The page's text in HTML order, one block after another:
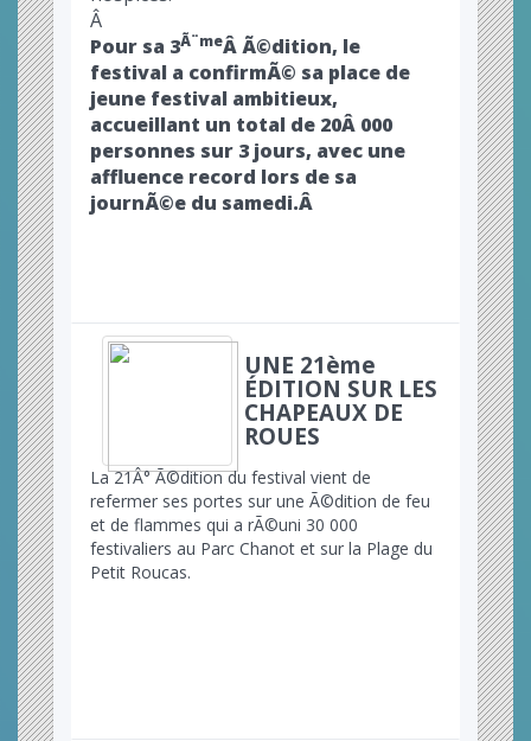
Â
Pour sa 3Ã¨meÂ Ã©dition, le
festival a confirmÃ© sa place de
jeune festival ambitieux,
accueillant un total de 20Â 000
personnes sur 3 jours, avec une
affluence record lors de sa
journÃ©e du samedi.Â
UNE 21ème
ÉDITION SUR LES
CHAPEAUX DE
ROUES
La 21Â° Ã©dition du festival vient de
refermer ses portes sur une Ã©dition de feu
et de flammes qui a rÃ©uni 30 000
festivaliers au Parc Chanot et sur la Plage du
Petit Roucas.